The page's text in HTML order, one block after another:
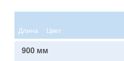
Длина Цвет
900 мм